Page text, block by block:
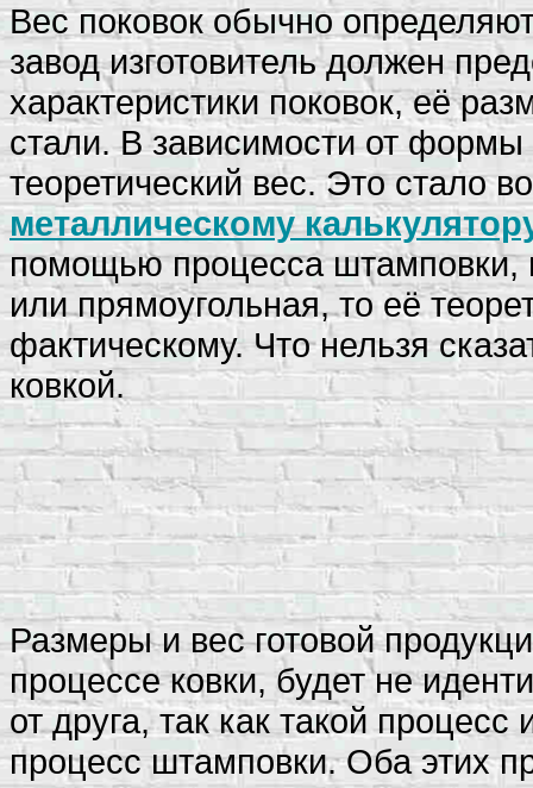
Вес поковок обычно
завод изготовитель должен
характеристики поковок, её
стали. В зависимости от
теоретический вес. Это стало
металлическому
помощью процесса штамповки,
или прямоугольная, то её
фактическому. Что нельзя
ковкой.
Размеры и вес готовой
процессе ковки, будет не
от друга, так как такой
процесс штамповки. Оба этих